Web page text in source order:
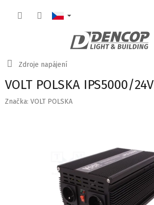
Domů
Zdroje napájení
VOLT POLSKA IPS5000/24V
Značka: VOLT POLSKA